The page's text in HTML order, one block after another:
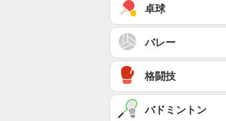
卓球
バレー
格闘技
バドミントン